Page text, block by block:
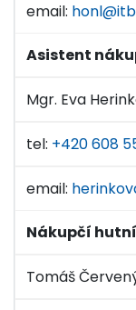
email:
Asistent
Mgr. Eva
tel: +420 608
email:
Nákupčí
Tomáš